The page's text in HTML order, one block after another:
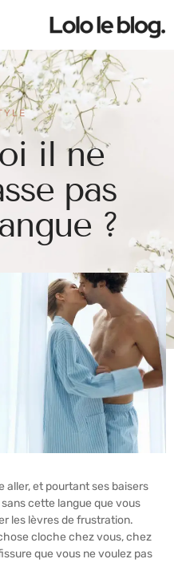
il ne
pas
?
aller, et pourtant ses baisers
cette langue que vous
les lèvres de frustration.
cloche chez vous, chez
que vous ne voulez pas